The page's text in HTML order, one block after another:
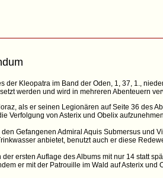
der Kleopatra im Band der Oden, 1, 37, 1.,
werden und wird in mehreren Abenteuern
als er seinen Legionären auf Seite 36 des
Verfolgung von Asterix und Obelix
Gefangenen Admiral Aquis Submersus und
anbietet, benutzt auch er diese
ersten Auflage des Albums mit nur 14 statt
er mit der Patrouille im Wald auf Asterix und